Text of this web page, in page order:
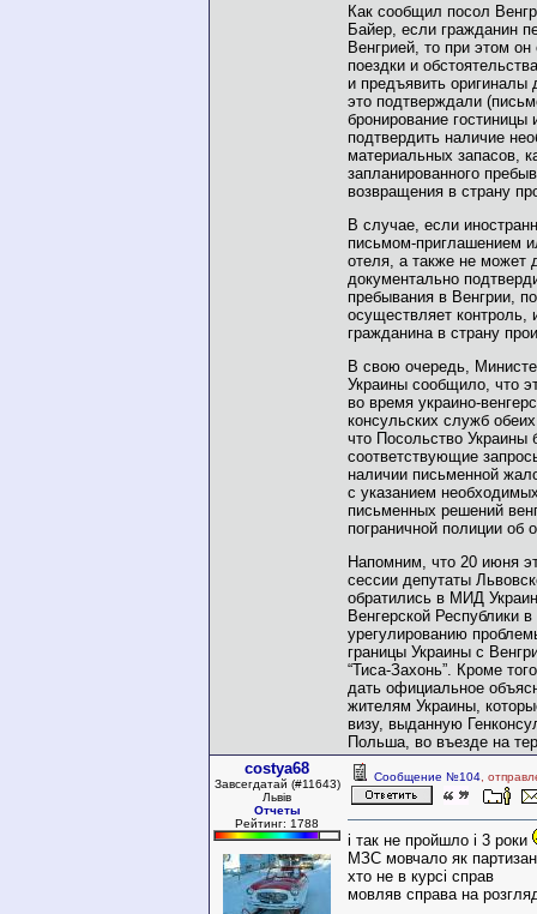
Как сообщил посол
Байер, если гражданин
Венгрией, то при этом
поездки и
и предъявить оригиналы
это подтверждали
бронирование гостиницы
подтвердить наличие
материальных запасов,
запланированного
возвращения в страну
В случае, если
письмом-приглашением
отеля, а также не может
документально
пребывания в Венгрии,
осуществляет контроль,
гражданина в страну
В свою очередь,
Украины сообщило, что
во время украино-
консульских служб
что Посольство Украины
соответствующие
наличии письменной
с указанием
письменных решений
пограничной полиции об
Напомним, что 20 июня
сессии депутаты
обратились в МИД
Венгерской Республики
урегулированию
границы Украины с
“Тиса-Захонь”. Кроме
дать официальное
жителям Украины,
визу, выданную
Польша, во въезде на
costya68
Завсегдатай (#11643)
Львів
Отчеты
Рейтинг: 1788
Сообщение №104 ,
і так не пройшло і 3 роки
МЗС мовчало як
хто не в курсі справ
мовляв справа на